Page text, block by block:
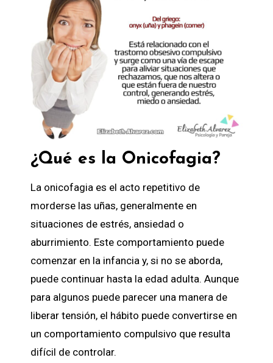
¿Qué es la Onicofagia?
La onicofagia es el acto repetitivo de
morderse las uñas, generalmente en
situaciones de estrés, ansiedad o
aburrimiento. Este comportamiento puede
comenzar en la infancia y, si no se aborda,
puede continuar hasta la edad adulta. Aunque
para algunos puede parecer una manera de
liberar tensión, el hábito puede convertirse en
un comportamiento compulsivo que resulta
difícil de controlar.